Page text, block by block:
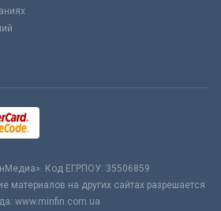
Код ЕГРПОУ: 35506859
материалов на других сайтах разрешается
www.minfin.com.ua